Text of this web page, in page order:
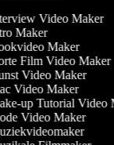
Video Maker
Maker
Maker
Film Video Maker
Video Maker
Video Maker
up Tutorial Video
Video Maker